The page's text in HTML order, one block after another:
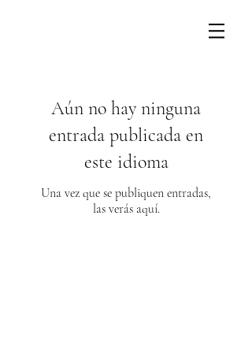
Aún no hay ninguna
entrada publicada en
este idioma
Una vez que se publiquen entradas,
las verás aquí.